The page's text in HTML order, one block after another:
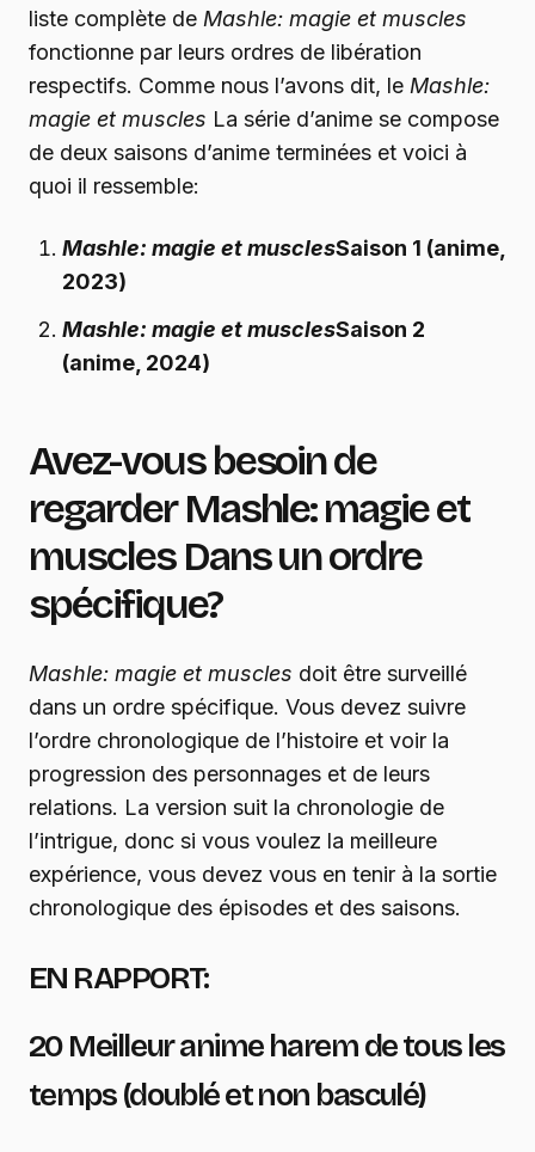
liste complète de Mashle: magie et muscles
fonctionne par leurs ordres de libération
respectifs. Comme nous l’avons dit, le Mashle:
magie et muscles La série d’anime se compose
de deux saisons d’anime terminées et voici à
quoi il ressemble:
Mashle: magie et musclesSaison 1 (anime,
2023)
Mashle: magie et musclesSaison 2
(anime, 2024)
Avez-vous besoin de
regarderMashle: magie et
musclesDans un ordre
spécifique?
Mashle: magie et muscles doit être surveillé
dans un ordre spécifique. Vous devez suivre
l’ordre chronologique de l’histoire et voir la
progression des personnages et de leurs
relations. La version suit la chronologie de
l’intrigue, donc si vous voulez la meilleure
expérience, vous devez vous en tenir à la sortie
chronologique des épisodes et des saisons.
EN RAPPORT:
20 Meilleur anime harem de tous les
temps (doublé et non basculé)